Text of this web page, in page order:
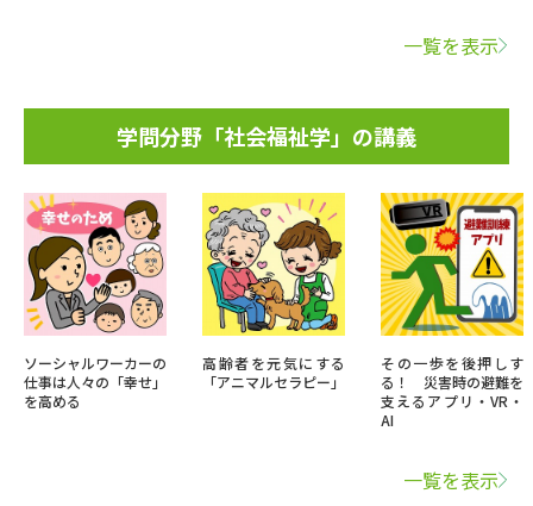
一覧を表示
学問分野「社会福祉学」の講義
ソーシャルワーカーの
仕事は人々の「幸せ」
を高める
高齢者を元気にする
「アニマルセラピー」
その一歩を後押しす
る！ 災害時の避難を
支えるアプリ・VR・
AI
一覧を表示